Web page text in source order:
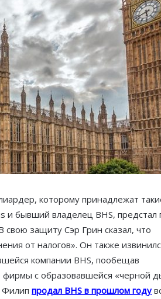
которому принадлежат
и бывший владелец BHS, предстал
свою защиту Сэр Грин сказал, что
от налогов». Он также
компании BHS, пообещав
фирмы с образовавшейся «черной
Филип продал BHS в прошлом году